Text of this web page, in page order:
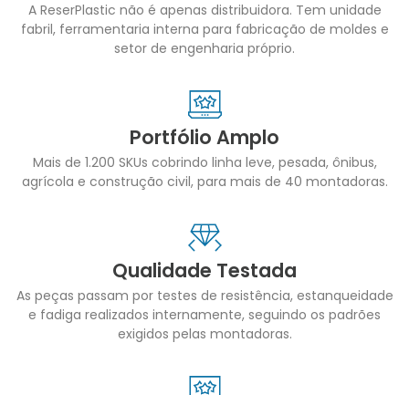
A ReserPlastic não é apenas distribuidora. Tem unidade
fabril, ferramentaria interna para fabricação de moldes e
setor de engenharia próprio.
Portfólio Amplo
Mais de 1.200 SKUs cobrindo linha leve, pesada, ônibus,
agrícola e construção civil, para mais de 40 montadoras.
Qualidade Testada
As peças passam por testes de resistência, estanqueidade
e fadiga realizados internamente, seguindo os padrões
exigidos pelas montadoras.